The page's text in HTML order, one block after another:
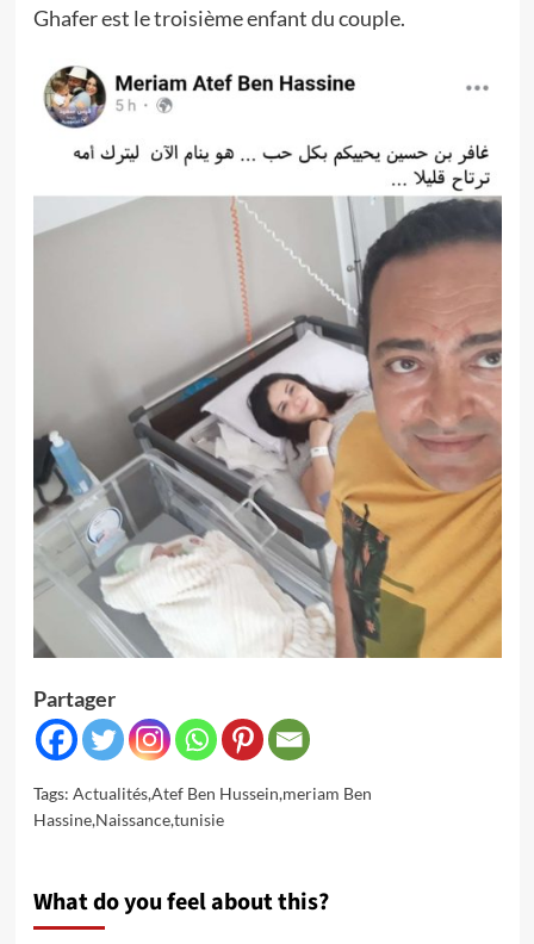
Ghafer est le troisième enfant du couple.
Partager
Tags: Actualités,Atef Ben Hussein,meriam Ben
Hassine,Naissance,tunisie
What do you feel about this?